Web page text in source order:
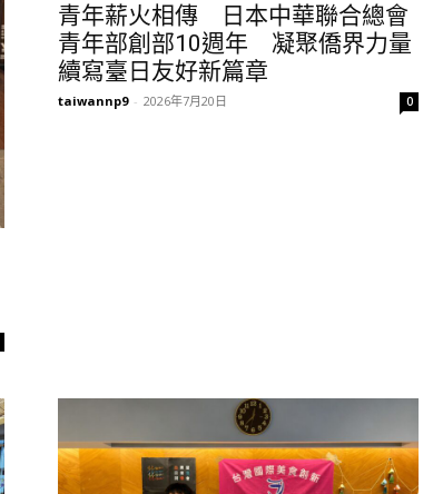
青年薪火相傳 日本中華聯合總會
青年部創部10週年 凝聚僑界力量
續寫臺日友好新篇章
taiwannp9 - 2026年7月20日 0